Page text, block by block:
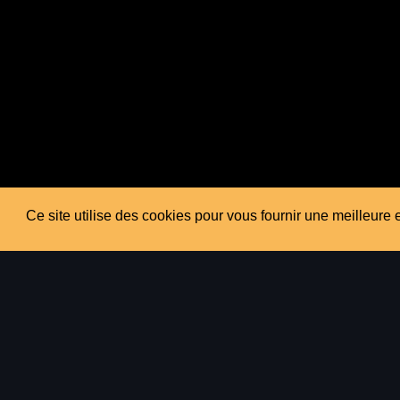
Ce site utilise des cookies pour vous fournir une meilleure